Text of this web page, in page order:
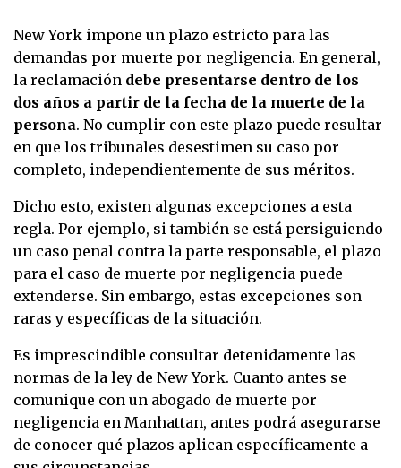
New York impone un plazo estricto para las
demandas por muerte por negligencia. En general,
la reclamación debe presentarse dentro de los
dos años a partir de la fecha de la muerte de la
persona. No cumplir con este plazo puede resultar
en que los tribunales desestimen su caso por
completo, independientemente de sus méritos.
Dicho esto, existen algunas excepciones a esta
regla. Por ejemplo, si también se está persiguiendo
un caso penal contra la parte responsable, el plazo
para el caso de muerte por negligencia puede
extenderse. Sin embargo, estas excepciones son
raras y específicas de la situación.
Es imprescindible consultar detenidamente las
normas de la ley de New York. Cuanto antes se
comunique con un abogado de muerte por
negligencia en Manhattan, antes podrá asegurarse
de conocer qué plazos aplican específicamente a